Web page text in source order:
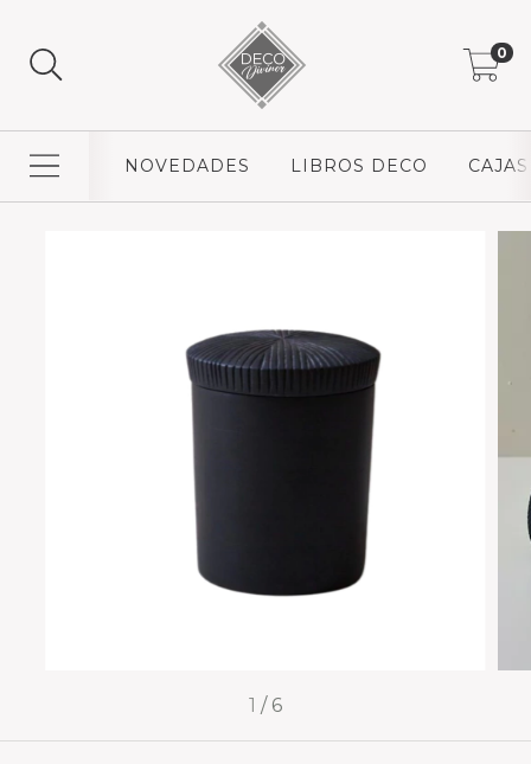
0
NOVEDADES LIBROS DECO CAJAS
1 / 6